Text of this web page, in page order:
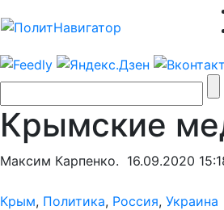
Крымские
Максим Карпенко. 16.09.2020
Крым, Политика, Россия, Украина